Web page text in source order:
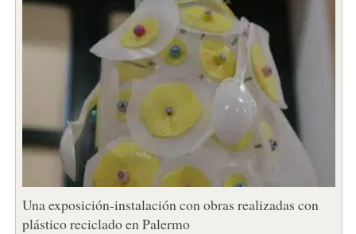
Una exposición-instalación con obras realizadas con
plástico reciclado en Palermo